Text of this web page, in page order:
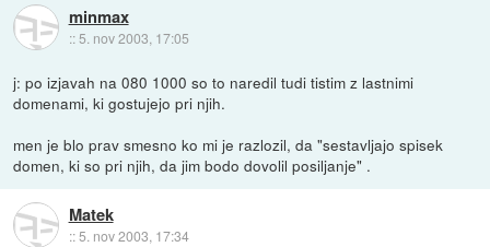
minmax
:: 5. nov 2003, 17:05
j: po izjavah na 080 1000 so to naredil tudi tistim z lastnimi
domenami, ki gostujejo pri njih.
men je blo prav smesno ko mi je razlozil, da "sestavljajo spisek
domen, ki so pri njih, da jim bodo dovolil posiljanje" .
Matek
::5. nov 2003, 17:34